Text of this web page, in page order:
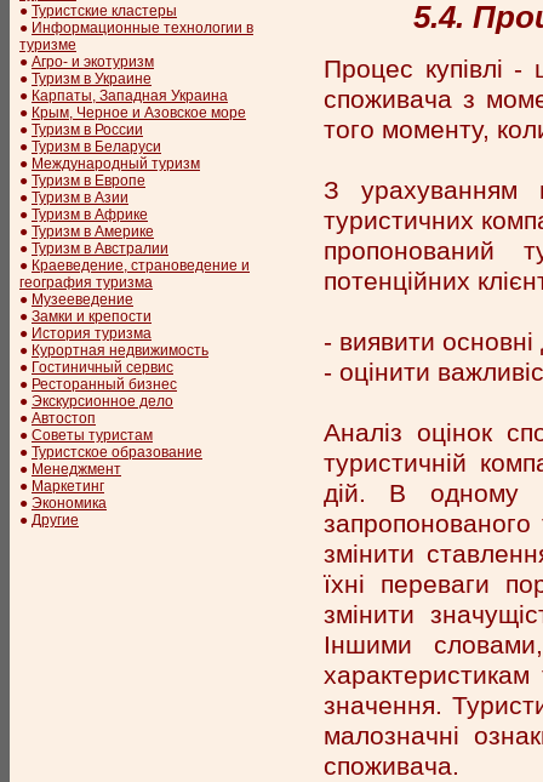
● Туристские кластеры
● Информационные технологии в
туризме
● Агро- и экотуризм
● Туризм в Украине
● Карпаты, Западная Украина
● Крым, Черное и Азовское море
● Туризм в России
● Туризм в Беларуси
● Международный туризм
● Туризм в Европе
● Туризм в Азии
● Туризм в Африке
● Туризм в Америке
● Туризм в Австралии
● Краеведение, страноведение и
география туризма
● Музееведение
● Замки и крепости
● История туризма
● Курортная недвижимость
● Гостиничный сервис
● Ресторанный бизнес
● Экскурсионное дело
● Автостоп
● Советы туристам
● Туристское образование
● Менеджмент
● Маркетинг
● Экономика
● Другие
5.4.
Процес купівлі -
споживача з
того моменту,
З урахуванням
туристичних
пропонований
потенційних
- виявити
- оцінити
Аналіз оцінок
туристичній
дій. В одному
змінити
їхні переваги
змінити
Іншими
значення.
малозначні
споживача.